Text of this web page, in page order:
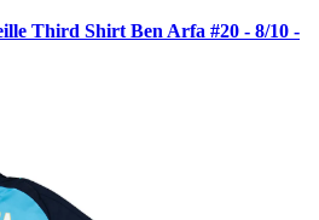
Third Shirt Ben Arfa #20 - 8/10 -